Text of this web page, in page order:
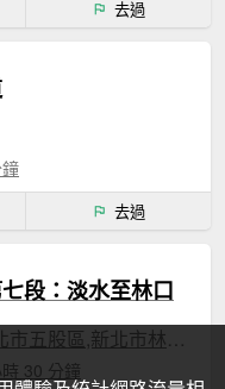
去過
去過
段：淡水至林口
新北市八里區,新北市五股區,新北市林口區
30 分鐘